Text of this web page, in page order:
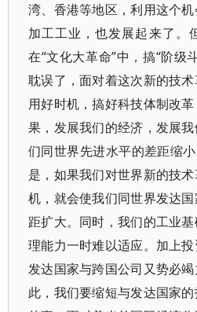
湾、香港等地区，利用这个
加工工业，也发展起来了。
在“文化大革命”中，搞“阶级
耽误了，面对着这次新的技
用好时机，搞好科技体制改
果，发展我们的经济，发展
们同世界先进水平的差距缩
是，如果我们对世界新的技
机，就会使我们同世界发达
距扩大。同时，我们的工业
理能力一时难以适应。加上
发达国家与跨国公司又势必
此，我们要缩短与发达国家